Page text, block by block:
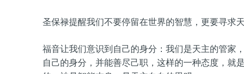
圣保禄提醒我们不要停留在世界的智慧，更要寻求天
福音让我们意识到自己的身分：我们是天主的管家
自己的身分，并能善尽己职，这样的一种态度，就